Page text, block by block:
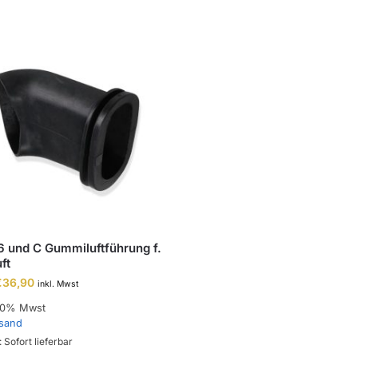
und C Gummiluftführung f.
36,90 inkl. Mwst
Mwst
Sofort lieferbar